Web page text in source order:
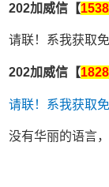
202加威信【
请联！系我获取
202加威信【
请联！系我获取
没有华丽的语言